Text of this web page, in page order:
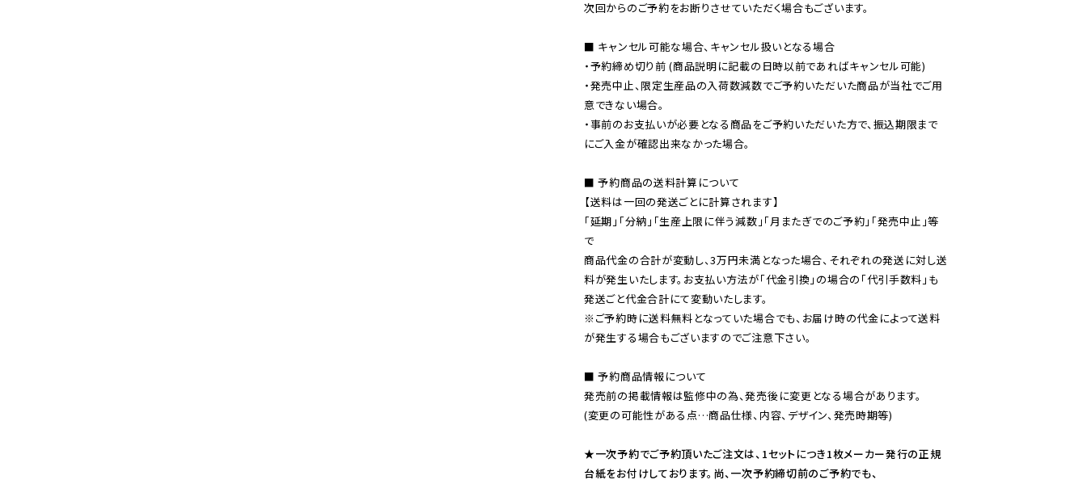
次回からのご予約をお断りさせていただく場合もございます。
■ キャンセル可能な場合、キャンセル扱いとなる場合
・予約締め切り前 (商品説明に記載の日時以前であればキャンセル可能)
・発売中止、限定生産品の入荷数減数でご予約いただいた商品が当社でご用
意できない場合。
・事前のお支払いが必要となる商品をご予約いただいた方で、振込期限まで
にご入金が確認出来なかった場合。
■ 予約商品の送料計算について
【送料は一回の発送ごとに計算されます】
「延期」「分納」「生産上限に伴う減数」「月またぎでのご予約」「発売中止」等
で
商品代金の合計が変動し、3万円未満となった場合、それぞれの発送に対し送
料が発生いたします。お支払い方法が「代金引換」の場合の「代引手数料」も
※ご予約時に送料無料となっていた場合でも、お届け時の代金によって送料
が発生する場合もございますのでご注意下さい。
■ 予約商品情報について
発売前の掲載情報は監修中の為、発売後に変更となる場合があります。
(変更の可能性がある点…商品仕様、内容、デザイン、発売時期等)
★一次予約でご予約頂いたご注文は、1セットにつき1枚メーカー発行の正規
台紙をお付けしております。尚、一次予約締切前のご予約でも、